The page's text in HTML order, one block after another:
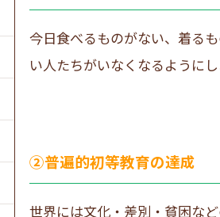
今日食べるものがない、着る
い人たちがいなくなるようにし
②普遍的初等教育の達成
世界には文化・差別・貧困な